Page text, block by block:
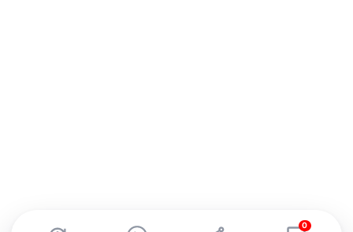
0